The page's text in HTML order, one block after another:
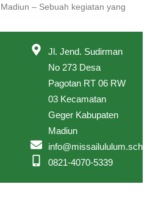
Madiun – Sebuah kegiatan yang
Jl. Jend. Sudirman
No 273 Desa
Pagotan RT 06 RW
03 Kecamatan
Geger Kabupaten
Madiun
info@missailululum.sch.id
0821-4070-5339